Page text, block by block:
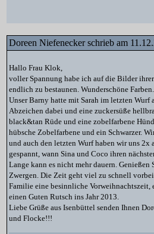
Doreen Niefenecker schrieb am
Hallo Frau Klok,
voller Spannung habe ich auf die Bilder
endlich zu bestaunen. Wunderschöne
Unser Barny hatte mit Sarah im letzten Wurf
Abzeichen dabei und eine zuckersüße
black&tan Rüde und eine zobelfarbene
hübsche Zobelfarbene und ein Schwarzer.
und auch den letzten Wurf haben wir uns 2x
gespannt, wann Sina und Coco ihren
Lange kann es nicht mehr dauern.
Zwergen. Die Zeit geht viel zu schnell
Familie eine besinnliche Vorweihnachtszeit,
einen Guten Rutsch ins Jahr 2013.
Liebe Grüße aus Isenbüttel senden Ihnen
und Flocke!!!